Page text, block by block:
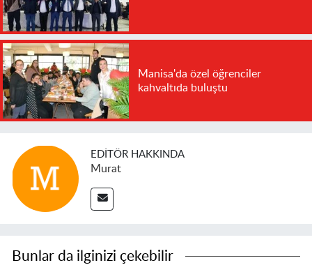
Manisa'da özel öğrenciler
kahvaltıda buluştu
EDITÖR HAKKINDA
Murat
Bunlar da ilginizi çekebilir